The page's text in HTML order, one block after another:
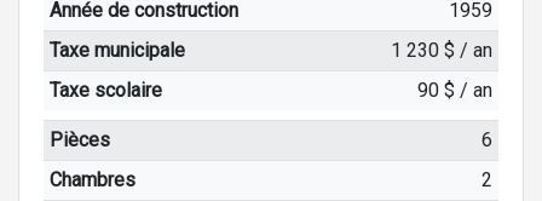
Année de construction
1959
Taxe municipale
1 230 $ / an
Taxe scolaire
90 $ / an
Pièces
6
Chambres
2